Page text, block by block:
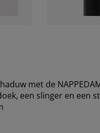
met de
een slinger en een